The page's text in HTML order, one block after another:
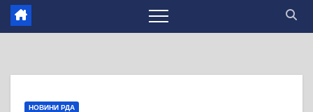
НОВИНИ РДА